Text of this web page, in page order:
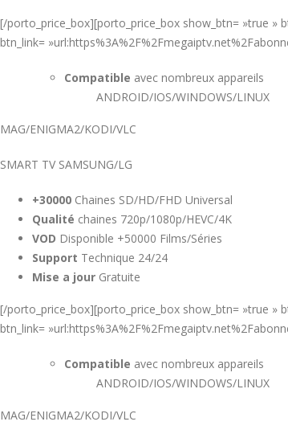
[/porto_price_box][porto_price_box show_btn= »true »
btn_link=
Compatible avec nombreux appareils
ANDROID/IOS/WINDOWS/LINUX
MAG/ENIGMA2/KODI/VLC
SMART TV SAMSUNG/LG
+30000 Chaines SD/HD/FHD Universal
Qualité chaines 720p/1080p/HEVC/4K
VOD Disponible +50000 Films/Séries
Support Technique 24/24
Mise a jour Gratuite
[/porto_price_box][porto_price_box show_btn= »true »
btn_link=
Compatible avec nombreux appareils
ANDROID/IOS/WINDOWS/LINUX
MAG/ENIGMA2/KODI/VLC